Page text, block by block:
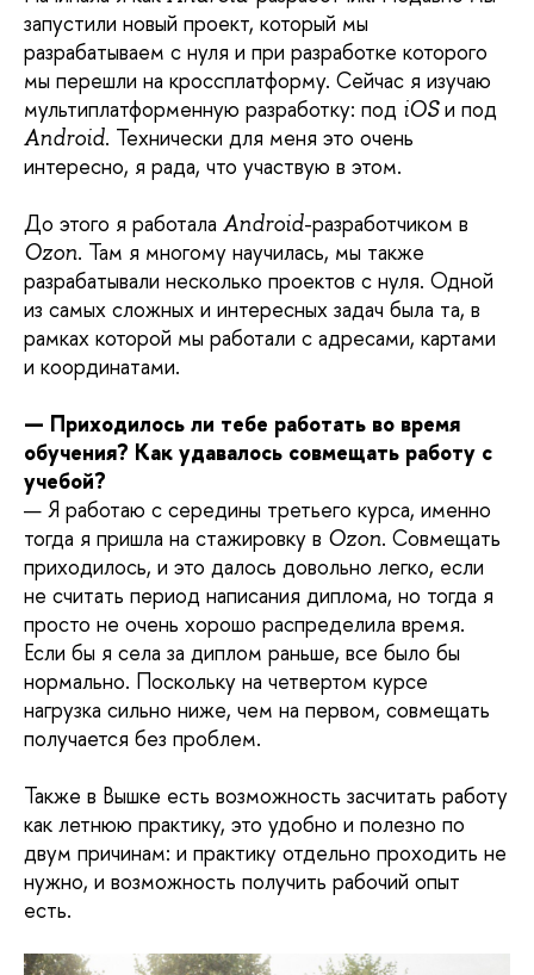
запустили новый проект, который мы
разрабатываем с нуля и при разработке которого
мы перешли на кроссплатформу. Сейчас я изучаю
мультиплатформенную разработку: под iOSи под
Android. Технически для меня это очень
интересно, я рада, что участвую в этом.
До этого я работала Android-разработчиком в
Ozon. Там я многому научилась, мы также
разрабатывали несколько проектов с нуля. Одной
из самых сложных и интересных задач была та, в
рамках которой мы работали с адресами, картами
и координатами.
— Приходилось ли тебе работать во время
обучения? Как удавалось совмещать работу с
учебой?
— Я работаю с середины третьего курса, именно
тогда я пришла на стажировку в Ozon. Совмещать
приходилось, и это далось довольно легко, если
не считать период написания диплома, но тогда я
просто не очень хорошо распределила время.
Если бы я села за диплом раньше, все было бы
нормально. Поскольку на четвертом курсе
нагрузка сильно ниже, чем на первом, совмещать
получается без проблем.
Также в Вышке есть возможность засчитать работу
как летнюю практику, это удобно и полезно по
двум причинам: и практику отдельно проходить не
нужно, и возможность получить рабочий опыт
есть.